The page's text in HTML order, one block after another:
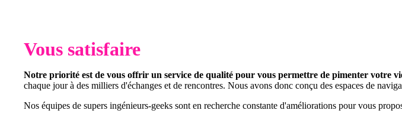
Vous satisfaire
Notre priorité est de vous offrir un service de qualité pour vous permettre de pimenter votre
chaque jour à des milliers d'échanges et de rencontres. Nous avons donc conçu des espaces de
Nos équipes de supers ingénieurs-geeks sont en recherche constante d'améliorations pour vous